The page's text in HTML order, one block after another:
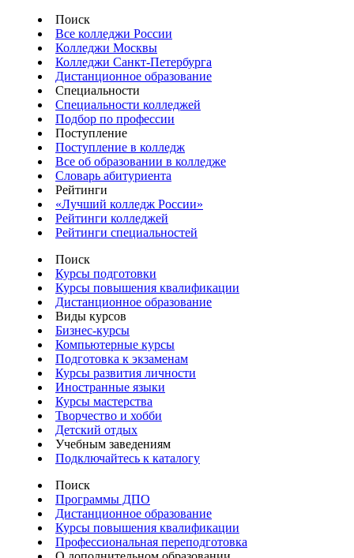
Поиск
Все колледжи России
Колледжи Москвы
Колледжи Санкт-Петербурга
Дистанционное образование
Специальности
Специальности колледжей
Подбор по профессии
Поступление
Поступление в колледж
Все об образовании в колледже
Словарь абитуриента
Рейтинги
«Лучший колледж России»
Рейтинги колледжей
Рейтинги специальностей
Поиск
Курсы подготовки
Курсы повышения квалификации
Дистанционное образование
Виды курсов
Бизнес-курсы
Компьютерные курсы
Подготовка к экзаменам
Курсы развития личности
Иностранные языки
Курсы мастерства
Творчество и хобби
Детский отдых
Учебным заведениям
Подключайтесь к каталогу
Поиск
Программы ДПО
Дистанционное образование
Курсы повышения квалификации
Профессиональная переподготовка